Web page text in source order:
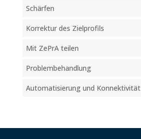
Schärfen
Korrektur des Zielprofils
Mit ZePrA teilen
Problembehandlung
Automatisierung und Konnektivität